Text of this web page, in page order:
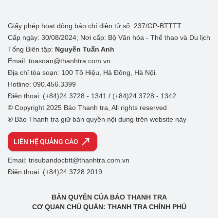
Giấy phép hoạt động báo chí điện tử số: 237/GP-BTTTT
Cấp ngày: 30/08/2024; Nơi cấp: Bộ Văn hóa - Thể thao và Du lịch
Tổng Biên tập: Nguyễn Tuấn Anh
Email: toasoan@thanhtra.com.vn
Địa chỉ tòa soạn: 100 Tô Hiệu, Hà Đông, Hà Nội.
Hotline: 090.456.3399
Điện thoại: (+84)24 3728 - 1341 / (+84)24 3728 - 1342
© Copyright 2025 Báo Thanh tra, All rights reserved
® Báo Thanh tra giữ bản quyền nội dung trên website này
LIÊN HỆ QUẢNG CÁO
Email: trisubandocbtt@thanhtra.com.vn
Điện thoại: (+84)24 3728 2019
BẢN QUYỀN CỦA BÁO THANH TRA
CƠ QUAN CHỦ QUẢN: THANH TRA CHÍNH PHỦ